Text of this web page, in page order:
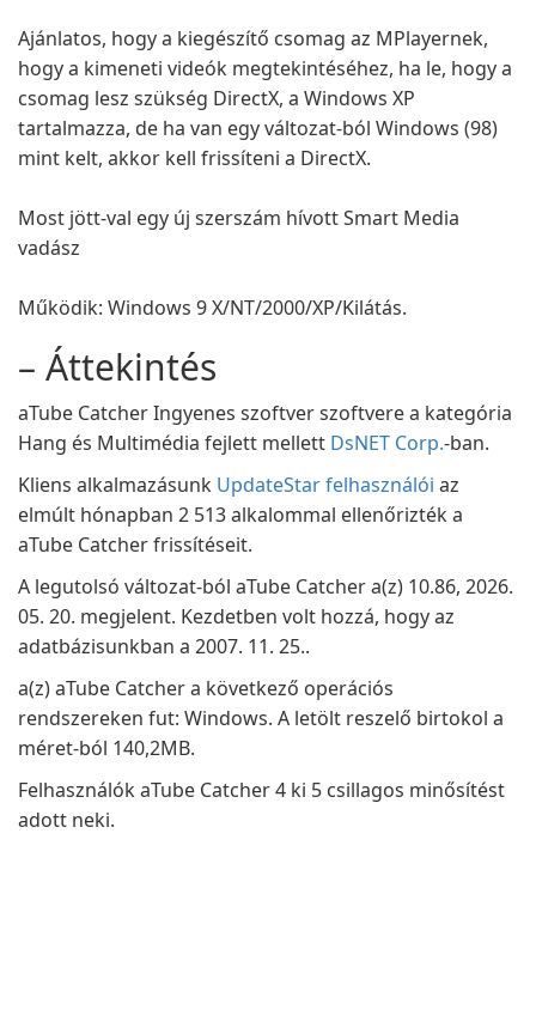
Ajánlatos, hogy a kiegészítő csomag az MPlayernek,
hogy a kimeneti videók megtekintéséhez, ha le, hogy a
csomag lesz szükség DirectX, a Windows XP
tartalmazza, de ha van egy változat-ból Windows (98)
mint kelt, akkor kell frissíteni a DirectX.
Most jött-val egy új szerszám hívott Smart Media
vadász
Működik: Windows 9 X/NT/2000/XP/Kilátás.
– Áttekintés
aTube Catcher Ingyenes szoftver szoftvere a kategória
Hang és Multimédia fejlett mellett DsNET Corp.-ban.
Kliens alkalmazásunk UpdateStar felhasználói az
elmúlt hónapban 2 513 alkalommal ellenőrizték a
aTube Catcher frissítéseit.
A legutolsó változat-ból aTube Catcher a(z) 10.86, 2026.
05. 20. megjelent. Kezdetben volt hozzá, hogy az
adatbázisunkban a 2007. 11. 25..
a(z) aTube Catcher a következő operációs
rendszereken fut: Windows. A letölt reszelő birtokol a
méret-ból 140,2MB.
Felhasználók aTube Catcher 4 ki 5 csillagos minősítést
adott neki.